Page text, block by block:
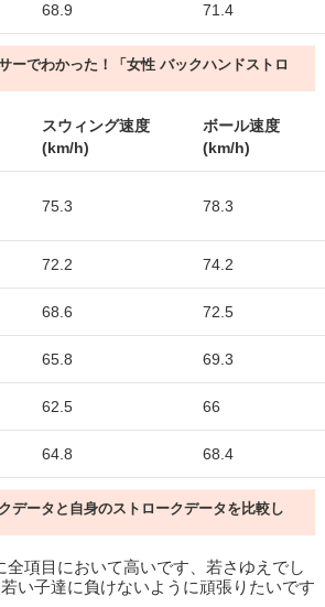
68.9 71.4
ーでわかった！「女性 バックハンドストロ
スウィング速度
(km/h)
ボール速度
(km/h)
75.3 78.3
72.2 74.2
68.6 72.5
65.8 69.3
62.5 66
64.8 68.4
データと自身のストロークデータを比較し
全項目において高いです、若さゆえでし
い子達に負けないように頑張りたいです